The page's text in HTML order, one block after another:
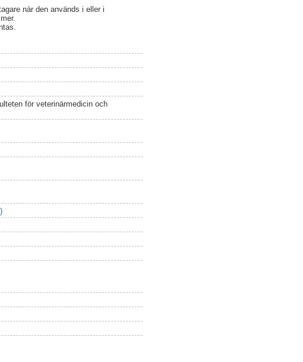
när den används i eller i
för veterinärmedicin och